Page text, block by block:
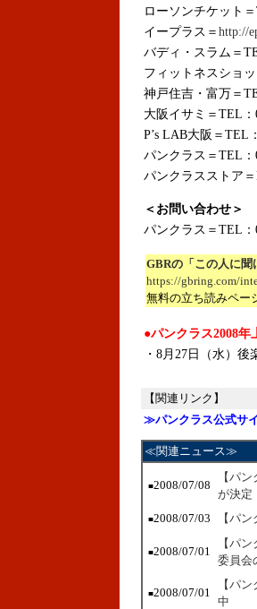
ローソンチケット
イープラス＝ http://
バディ・スラム＝
フィットネスショ
神戸住吉・富万＝
大阪イサミ＝TEL：
P’s LAB大阪＝TEL
パンクラス＝TEL：
パンクラスストア＝
＜お問い合わせ＞
パンクラス＝TEL：
GBRの「この人に聞
https://gbring.com/
無料の立ち読みペー
●パンクラス2008
・8月27日（水）
【関連リンク】
≫パンクラス公式サ
≪関連ニュース≫
■2008/07/08
【パ
が決定
■2008/07/03 【パ
■2008/07/01
【パ
委員会
■2008/07/01
【パ
中